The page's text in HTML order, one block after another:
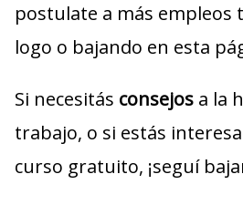
postulate a más empleos
logo o bajando en esta
Si necesitás consejos a la
trabajo, o si estás
curso gratuito, ¡seguí